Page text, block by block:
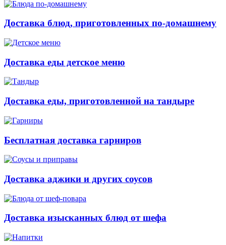
Доставка блюд, приготовленных по-домашнему
Доставка еды детское меню
Доставка еды, приготовленной на тандыре
Бесплатная доставка гарниров
Доставка аджики и других соусов
Доставка изысканных блюд от шефа